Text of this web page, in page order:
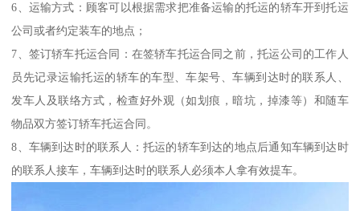
6、运输方式：顾客可以根据需求把准备运输的托运的轿车开到托运
公司或者约定装车的地点；
7、签订轿车托运合同：在签轿车托运合同之前，托运公司的工作人
员先记录运输托运的轿车的车型、车架号、车辆到达时的联系人、
发车人及联络方式，检查好外观（如划痕，暗坑，掉漆等）和随车
物品双方签订轿车托运合同。
8、车辆到达时的联系人：托运的轿车到达的地点后通知车辆到达时
的联系人接车，车辆到达时的联系人必须本人拿有效提车。